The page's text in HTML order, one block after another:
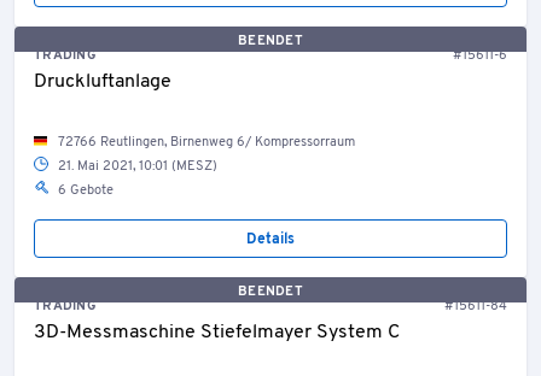
BEENDET
TRADING
#15611-6
Druckluftanlage
72766 Reutlingen, Birnenweg 6/ Kompressorraum
21. Mai 2021, 10:01 (MESZ)
6 Gebote
Details
BEENDET
TRADING
#15611-84
3D-Messmaschine Stiefelmayer System C